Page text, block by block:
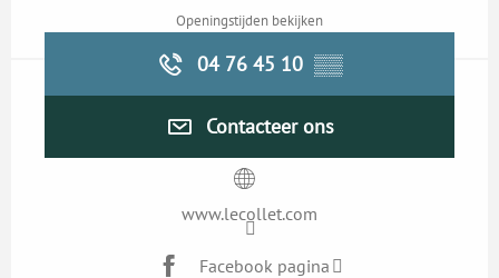
Openingstijden bekijken
04 76 45 10 ▒▒
Contacteer ons
www.lecollet.com
Facebook pagina